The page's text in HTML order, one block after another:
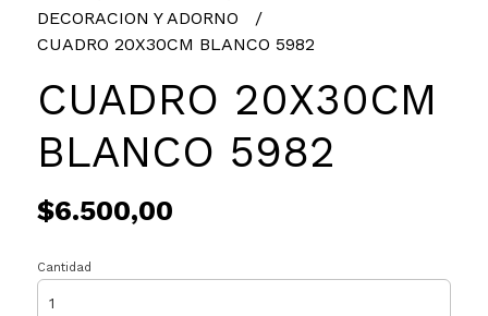
DECORACION Y ADORNO
CUADRO 20X30CM BLANCO 5982
CUADRO 20X30CM
BLANCO 5982
$6.500,00
Cantidad